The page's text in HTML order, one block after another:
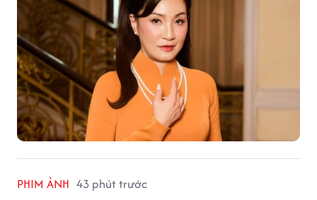
PHIM ẢNH 43 phút trước